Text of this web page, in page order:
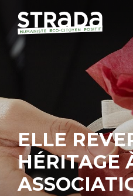
MAGAZINES
NOS THÈMES
STRADA’DATES
ELLE
HÉRITAGE